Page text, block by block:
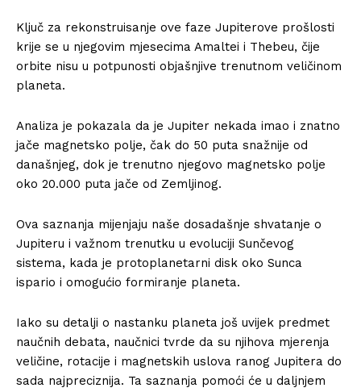
Ključ za rekonstruisanje ove faze Jupiterove prošlosti
krije se u njegovim mjesecima Amaltei i Thebeu, čije
orbite nisu u potpunosti objašnjive trenutnom veličinom
planeta.
Analiza je pokazala da je Jupiter nekada imao i znatno
jače magnetsko polje, čak do 50 puta snažnije od
današnjeg, dok je trenutno njegovo magnetsko polje
oko 20.000 puta jače od Zemljinog.
Ova saznanja mijenjaju naše dosadašnje shvatanje o
Jupiteru i važnom trenutku u evoluciji Sunčevog
sistema, kada je protoplanetarni disk oko Sunca
ispario i omogućio formiranje planeta.
Iako su detalji o nastanku planeta još uvijek predmet
naučnih debata, naučnici tvrde da su njihova mjerenja
veličine, rotacije i magnetskih uslova ranog Jupitera do
sada najpreciznija. Ta saznanja pomoći će u daljnjem